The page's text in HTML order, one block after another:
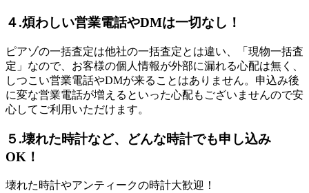
４.煩わしい営業電話やDMは一切なし！
ピアゾの一括査定は他社の一括査定とは違い、「現物一括査
定」なので、お客様の個人情報が外部に漏れる心配は無く、
しつこい営業電話やDMが来ることはありません。申込み後
に変な営業電話が増えるといった心配もございませんので安
心してご利用いただけます。
５.壊れた時計など、どんな時計でも申し込み
OK！
壊れた時計やアンティークの時計大歓迎！